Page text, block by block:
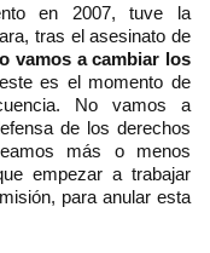
en 2007, tuve la
tras el asesinato de
vamos a cambiar los
es el momento de
No vamos a
de los derechos
más o menos
empezar a trabajar
para anular esta